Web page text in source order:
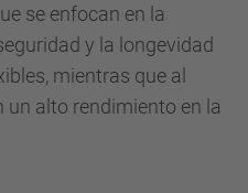
se enfocan en la
y la longevidad
mientras que al
alto rendimiento en la